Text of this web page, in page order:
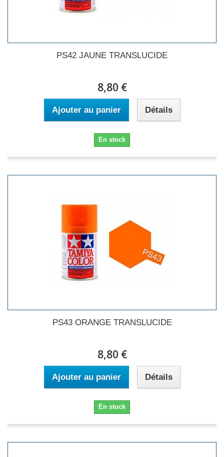
PS42 JAUNE TRANSLUCIDE
8,80 €
Ajouter au panier Détails
En stock
PS43 ORANGE TRANSLUCIDE
8,80 €
Ajouter au panier Détails
En stock